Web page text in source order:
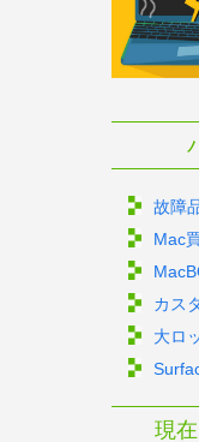
故障
Mac
カス
大ロ
現